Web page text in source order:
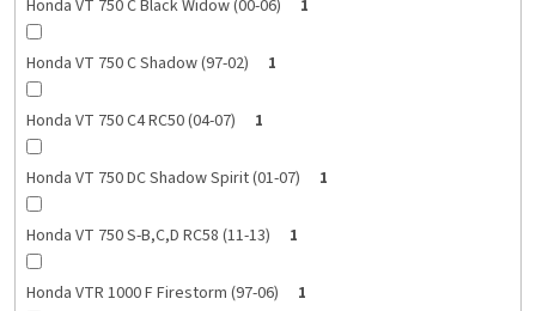
Honda VT 750 C Black Widow (00-06) 1
Honda VT 750 C Shadow (97-02) 1
Honda VT 750 C4 RC50 (04-07) 1
Honda VT 750 DC Shadow Spirit (01-07) 1
Honda VT 750 S-B,C,D RC58 (11-13) 1
Honda VTR 1000 F Firestorm (97-06) 1